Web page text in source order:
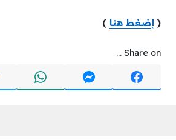
( إضغط هنا )
Share on ...